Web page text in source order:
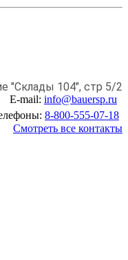
"Склады 104", стр 5/2
E-mail: info@bauersp.ru
8-800-555-07-18
Смотреть все контакты